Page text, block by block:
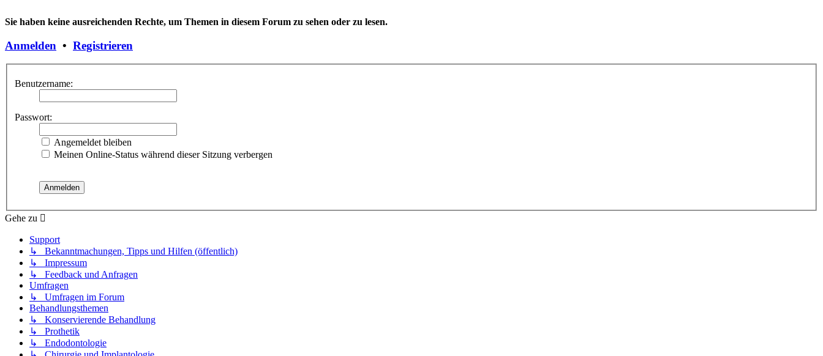
Sie haben keine ausreichenden Rechte, um Themen in diesem Forum zu sehen oder zu lesen.
Anmelden • Registrieren
Benutzername:
Passwort:
Angemeldet bleiben
Meinen Online-Status während dieser Sitzung verbergen
Gehe zu
Support
↳ Bekanntmachungen, Tipps und Hilfen (öffentlich)
↳ Impressum
↳ Feedback und Anfragen
Umfragen
↳ Umfragen im Forum
Behandlungsthemen
↳ Konservierende Behandlung
↳ Prothetik
↳ Endodontologie